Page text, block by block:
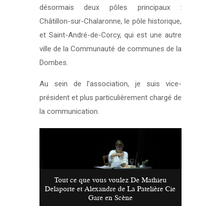
désormais deux pôles principaux :
Châtillon-sur-Chalaronne, le pôle historique,
et Saint-André-de-Corcy, qui est une autre
ville de la Communauté de communes de la
Dombes.
Au sein de l’association, je suis vice-
président et plus particulièrement chargé de
la communication.
Tout ce que vous voulez De Mathieu
Delaporte et Alexandre de La Patelière Cie
Gare en Scène